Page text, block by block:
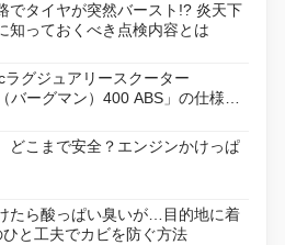
でタイヤが突然バースト!? 炎天下
知っておくべき点検内容とは
ラグジュアリースクーター
バーグマン）400 ABS」の仕様を
に発売
どこまで安全？エンジンかけっぱ
たら酸っぱい臭いが…目的地に着
ひと工夫でカビを防ぐ方法